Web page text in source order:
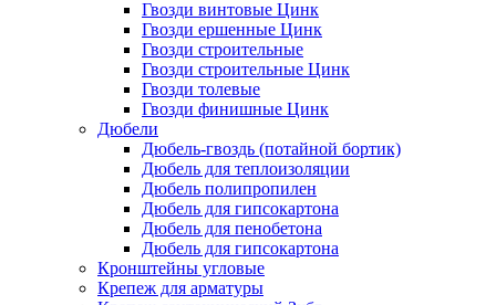
Гвозди винтовые Цинк
Гвозди ершенные Цинк
Гвозди строительные
Гвозди строительные Цинк
Гвозди толевые
Гвозди финишные Цинк
Дюбели
Дюбель-гвоздь (потайной бортик)
Дюбель для теплоизоляции
Дюбель полипропилен
Дюбель для гипсокартона
Дюбель для пенобетона
Дюбель для гипсокартона
Кронштейны угловые
Крепеж для арматуры